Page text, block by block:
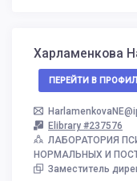
Харламенкова
ПЕРЕЙТИ В
Elibrary #237576
ЛАБОРАТОРИЯ
НОРМАЛЬНЫХ И
Заместитель